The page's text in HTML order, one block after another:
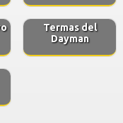
Termas del
Dayman